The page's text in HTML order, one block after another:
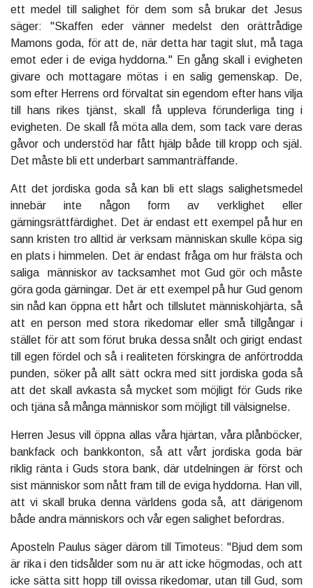
ett medel till salighet för dem som så brukar det Jesus
säger: "Skaffen eder vänner medelst den orättrådige
Mamons goda, för att de, när detta har tagit slut, må taga
emot eder i de eviga hyddorna." En gång skall i evigheten
givare och mottagare mötas i en salig gemenskap. De,
som efter Herrens ord förvaltat sin egendom efter hans vilja
till hans rikes tjänst, skall få uppleva förunderliga ting i
evigheten. De skall få möta alla dem, som tack vare deras
gåvor och understöd har fått hjälp både till kropp och själ.
Det måste bli ett underbart sammanträffande.
Att det jordiska goda så kan bli ett slags salighetsmedel
innebär inte någon form av verklighet eller
gärningsrättfärdighet. Det är endast ett exempel på hur en
sann kristen tro alltid är verksam människan skulle köpa sig
en plats i himmelen. Det är endast fråga om hur frälsta och
saliga människor av tacksamhet mot Gud gör och måste
göra goda gärningar. Det är ett exempel på hur Gud genom
sin nåd kan öppna ett hårt och tillslutet människohjärta, så
att en person med stora rikedomar eller små tillgångar i
stället för att som förut bruka dessa snålt och girigt endast
till egen fördel och så i realiteten förskingra de anförtrodda
punden, söker på allt sätt ockra med sitt jordiska goda så
att det skall avkasta så mycket som möjligt för Guds rike
och tjäna så många människor som möjligt till välsignelse.
Herren Jesus vill öppna allas våra hjärtan, våra plånböcker,
bankfack och bankkonton, så att vårt jordiska goda bär
riklig ränta i Guds stora bank, där utdelningen är först och
sist människor som nått fram till de eviga hyddorna. Han vill,
att vi skall bruka denna världens goda så, att därigenom
både andra människors och vår egen salighet befordras.
Aposteln Paulus säger därom till Timoteus: "Bjud dem som
är rika i den tidsålder som nu är att icke högmodas, och att
icke sätta sitt hopp till ovissa rikedomar, utan till Gud, som